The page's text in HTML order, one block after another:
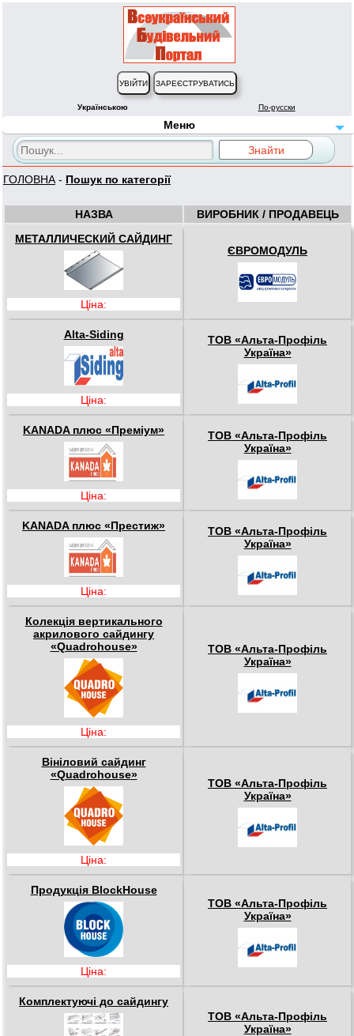
Українською По-русски
Меню
ГОЛОВНА - Пошук по категорії
НАЗВА
ВИРОБНИК / ПРОДАВЕЦЬ
МЕТАЛЛИЧЕСКИЙ САЙДИНГ
Ціна:
ЄВРОМОДУЛЬ
Alta-Siding
Ціна:
ТОВ «Альта-Профіль
Україна»
KANADA плюс «Преміум»
Ціна:
ТОВ «Альта-Профіль
Україна»
KANADA плюс «Престиж»
Ціна:
ТОВ «Альта-Профіль
Україна»
Колекція вертикального
акрилового сайдингу
«Quadrohouse»
Ціна:
ТОВ «Альта-Профіль
Україна»
Вініловий сайдинг
«Quadrohouse»
Ціна:
ТОВ «Альта-Профіль
Україна»
Продукція BlockHouse
Ціна:
ТОВ «Альта-Профіль
Україна»
Комплектуючі до сайдингу
ТОВ «Альта-Профіль
Україна»